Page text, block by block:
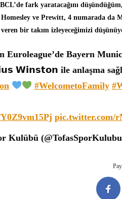
BCL’de fark yaratacağını
ve Prewitt, 4 numarada
bir takım izleyeceğimizi
Euroleague’de Bayern
𝗪𝗶𝗻𝘀𝘁𝗼𝗻 ile anlaşma
#WelcometoFamily
pic.twitter.com/
Kulübü